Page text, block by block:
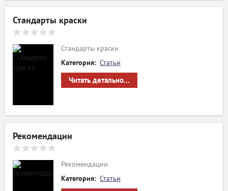
Стандарты краски
Стандарты краски
Категория: Статьи
Читать детально...
Рекомендации
Рекомендации
Категория: Статьи